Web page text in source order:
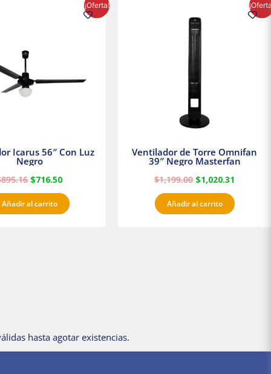
¡Oferta!
Icarus 56″ Con Luz
Negro
895.16 $716.50
precio
actual
Añadir al carrito
Ventilador de Torre Omnifan
39″ Negro Masterfan
$1,199.00
original
era:
$1,199.00.
$1,020.31
precio
actual
Añadir al carrito
hasta agotar existencias.